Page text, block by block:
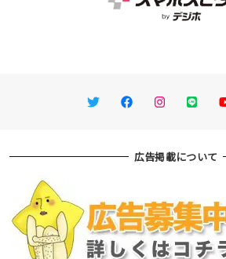
TwitterFacebookInstagram
LINE
広告掲載について